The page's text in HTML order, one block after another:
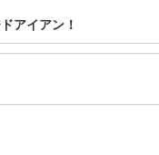
アイアン！